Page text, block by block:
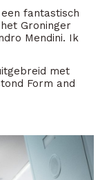
fantastisch
Groninger
Mendini. Ik
met
Form and
foto: Siese